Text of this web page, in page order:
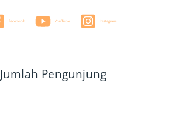
Facebook YouTube Instagram
Jumlah Pengunjung